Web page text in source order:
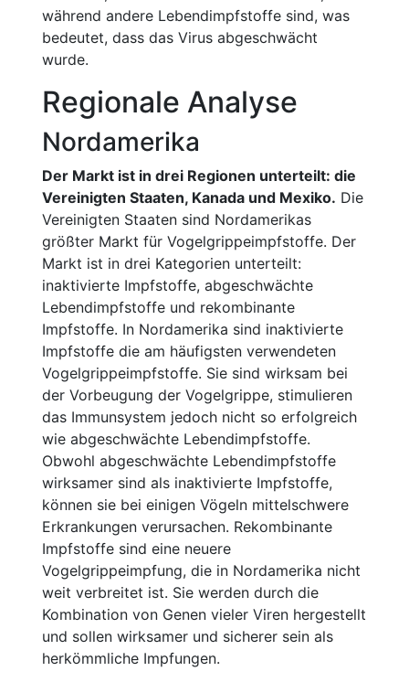
während andere Lebendimpfstoffe sind, was
bedeutet, dass das Virus abgeschwächt
wurde.
Regionale Analyse
Nordamerika
Der Markt ist in drei Regionen unterteilt: die
Vereinigten Staaten, Kanada und Mexiko. Die
Vereinigten Staaten sind Nordamerikas
größter Markt für Vogelgrippeimpfstoffe. Der
Markt ist in drei Kategorien unterteilt:
inaktivierte Impfstoffe, abgeschwächte
Lebendimpfstoffe und rekombinante
Impfstoffe. In Nordamerika sind inaktivierte
Impfstoffe die am häufigsten verwendeten
Vogelgrippeimpfstoffe. Sie sind wirksam bei
der Vorbeugung der Vogelgrippe, stimulieren
das Immunsystem jedoch nicht so erfolgreich
wie abgeschwächte Lebendimpfstoffe.
Obwohl abgeschwächte Lebendimpfstoffe
wirksamer sind als inaktivierte Impfstoffe,
können sie bei einigen Vögeln mittelschwere
Erkrankungen verursachen. Rekombinante
Impfstoffe sind eine neuere
Vogelgrippeimpfung, die in Nordamerika nicht
weit verbreitet ist. Sie werden durch die
Kombination von Genen vieler Viren hergestellt
und sollen wirksamer und sicherer sein als
herkömmliche Impfungen.